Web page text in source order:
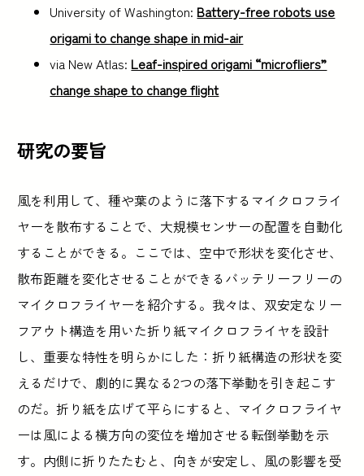
University of Washington: Battery-free robots use
origami to change shape in mid-air
via New Atlas: Leaf-inspired origami “microfliers”
change shape to change flight
研究の要旨
風を利用して、種や葉のように落下するマイクロフライ
ヤーを散布することで、大規模センサーの配置を自動化
することができる。ここでは、空中で形状を変化させ、
散布距離を変化させることができるバッテリーフリーの
マイクロフライヤーを紹介する。我々は、双安定なリー
フアウト構造を用いた折り紙マイクロフライヤを設計
し、重要な特性を明らかにした：折り紙構造の形状を変
えるだけで、劇的に異なる2つの落下挙動を引き起こす
のだ。折り紙を広げて平らにすると、マイクロフライヤ
ーは風による横方向の変位を増加させる転倒挙動を示
す。内側に折りたたむと、向きが安定し、風の影響を受